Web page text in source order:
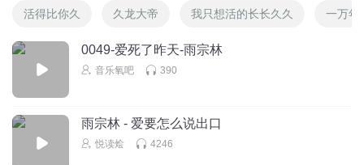
活得比你久 久龙大帝 我只想活的长长久久 一万年
0049-爱死了昨天-雨宗林
音乐氧吧 390
雨宗林 - 爱要怎么说出口
悦读烩 4246